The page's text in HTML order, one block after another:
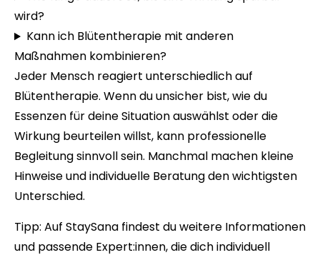
wird?
Kann ich Blütentherapie mit anderen
Maßnahmen kombinieren?
Jeder Mensch reagiert unterschiedlich auf
Blütentherapie. Wenn du unsicher bist, wie du
Essenzen für deine Situation auswählst oder die
Wirkung beurteilen willst, kann professionelle
Begleitung sinnvoll sein. Manchmal machen kleine
Hinweise und individuelle Beratung den wichtigsten
Unterschied.
Tipp: Auf StaySana findest du weitere Informationen
und passende Expert:innen, die dich individuell